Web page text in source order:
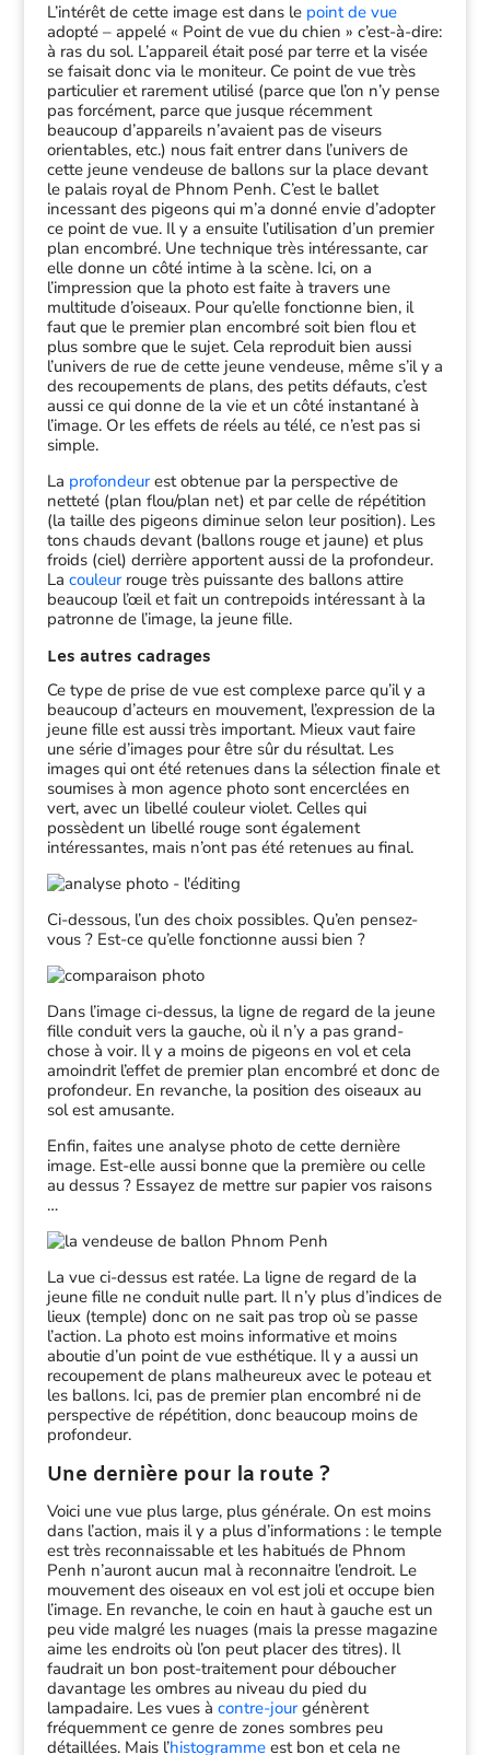
L’intérêt de cette image est dans le point de vue
adopté – appelé « Point de vue du chien » c’est-à-dire:
à ras du sol. L’appareil était posé par terre et la visée
se faisait donc via le moniteur. Ce point de vue très
particulier et rarement utilisé (parce que l’on n’y pense
pas forcément, parce que jusque récemment
beaucoup d’appareils n’avaient pas de viseurs
orientables, etc.) nous fait entrer dans l’univers de
cette jeune vendeuse de ballons sur la place devant
le palais royal de Phnom Penh. C’est le ballet
incessant des pigeons qui m’a donné envie d’adopter
ce point de vue. Il y a ensuite l’utilisation d’un premier
plan encombré. Une technique très intéressante, car
elle donne un côté intime à la scène. Ici, on a
l’impression que la photo est faite à travers une
multitude d’oiseaux. Pour qu’elle fonctionne bien, il
faut que le premier plan encombré soit bien flou et
plus sombre que le sujet. Cela reproduit bien aussi
l’univers de rue de cette jeune vendeuse, même s’il y a
des recoupements de plans, des petits défauts, c’est
aussi ce qui donne de la vie et un côté instantané à
l’image. Or les effets de réels au télé, ce n’est pas si
simple.
La profondeurest obtenue par la perspective de
netteté (plan flou/plan net) et par celle de répétition
(la taille des pigeons diminue selon leur position). Les
tons chauds devant (ballons rouge et jaune) et plus
froids (ciel) derrière apportent aussi de la profondeur.
La couleurrouge très puissante des ballons attire
beaucoup l’œil et fait un contrepoids intéressant à la
patronne de l’image, la jeune fille.
Les autres cadrages
Ce type de prise de vue est complexe parce qu’il y a
beaucoup d’acteurs en mouvement, l’expression de la
jeune fille est aussi très important. Mieux vaut faire
une série d’images pour être sûr du résultat. Les
images qui ont été retenues dans la sélection finale et
soumises à mon agence photo sont encerclées en
vert, avec un libellé couleur violet. Celles qui
possèdent un libellé rouge sont également
intéressantes, mais n’ont pas été retenues au final.
Ci-dessous, l’un des choix possibles. Qu’en pensez-
vous ? Est-ce qu’elle fonctionne aussi bien ?
Dans l’image ci-dessus, la ligne de regard de la jeune
fille conduit vers la gauche, où il n’y a pas grand-
chose à voir. Il y a moins de pigeons en vol et cela
amoindrit l’effet de premier plan encombré et donc de
profondeur. En revanche, la position des oiseaux au
sol est amusante.
Enfin, faites une analyse photo de cette dernière
image. Est-elle aussi bonne que la première ou celle
au dessus ? Essayez de mettre sur papier vos raisons
…
La vue ci-dessus est ratée. La ligne de regard de la
jeune fille ne conduit nulle part. Il n’y plus d’indices de
lieux (temple) donc on ne sait pas trop où se passe
l’action. La photo est moins informative et moins
aboutie d’un point de vue esthétique. Il y a aussi un
recoupement de plans malheureux avec le poteau et
les ballons. Ici, pas de premier plan encombré ni de
perspective de répétition, donc beaucoup moins de
profondeur.
Une dernière pour la route ?
Voici une vue plus large, plus générale. On est moins
dans l’action, mais il y a plus d’informations : le temple
est très reconnaissable et les habitués de Phnom
Penh n’auront aucun mal à reconnaitre l’endroit. Le
mouvement des oiseaux en vol est joli et occupe bien
l’image. En revanche, le coin en haut à gauche est un
peu vide malgré les nuages (mais la presse magazine
aime les endroits où l’on peut placer des titres). Il
faudrait un bon post-traitement pour déboucher
davantage les ombres au niveau du pied du
lampadaire. Les vues à contre-jourgénèrent
fréquemment ce genre de zones sombres peu
détaillées. Mais l’histogrammeest bon et cela ne